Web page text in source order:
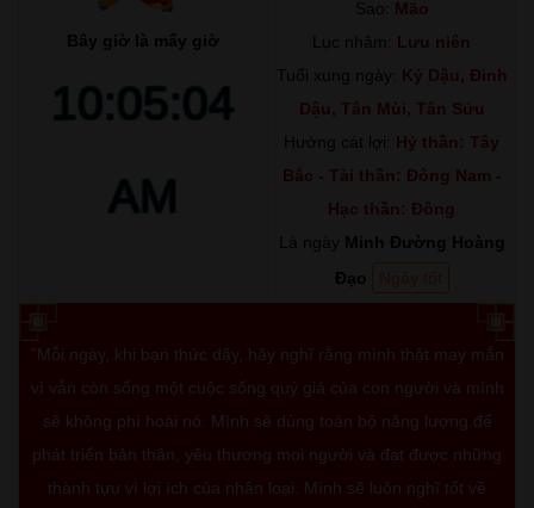
Bây giờ là mấy giờ
10:05:05
AM
Sao: Mão
Lục nhâm: Lưu niên
Tuổi xung ngày: Kỷ Dậu, Đinh
Dậu, Tân Mùi, Tân Sửu
Hướng cát lợi: Hỷ thần: Tây
Bắc - Tài thần: Đông Nam -
Hạc thần: Đông
Là ngày Minh Đường Hoàng
Đạo
Ngày tốt
"Mỗi ngày, khi bạn thức dậy, hãy nghĩ rằng mình thật may mắn
vì vẫn còn sống một cuộc sống quý giá của con người và mình
sẽ không phí hoài nó. Mình sẽ dùng toàn bộ năng lượng để
phát triển bản thân, yêu thương mọi người và đạt được những
thành tựu vì lợi ích của nhân loại. Mình sẽ luôn nghĩ tốt về